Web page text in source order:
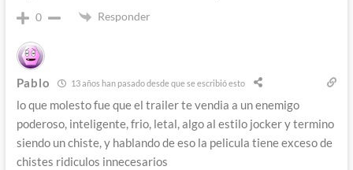
0 Responder
Pablo 13 años han pasado desde que se escribió esto
lo que molesto fue que el trailer te vendia a un enemigo
poderoso, inteligente, frio, letal, algo al estilo jocker y termino
siendo un chiste, y hablando de eso la pelicula tiene exceso de
chistes ridiculos innecesarios